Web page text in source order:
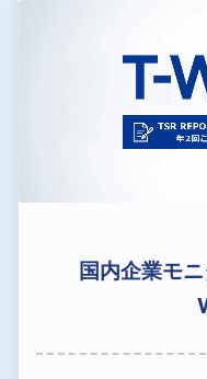
国内企業モ